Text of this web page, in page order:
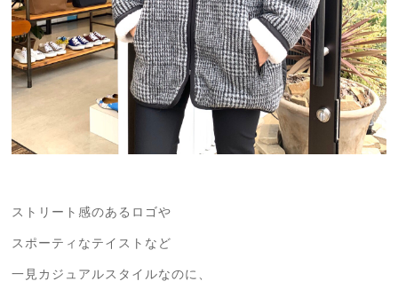
ストリート感のあるロゴや
スポーティなテイストなど
一見カジュアルスタイルなのに、